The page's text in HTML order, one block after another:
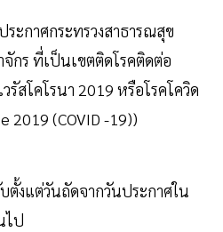
ระกาศกระทรวงสาธารณสุข
กร ที่เป็นเขตติดโรคติดต่อ
รัสโคโรนา 2019 หรือโรคโควิด
2019 (COVID -19))
ตั้งแต่วันถัดจากวันประกาศใน
ไป